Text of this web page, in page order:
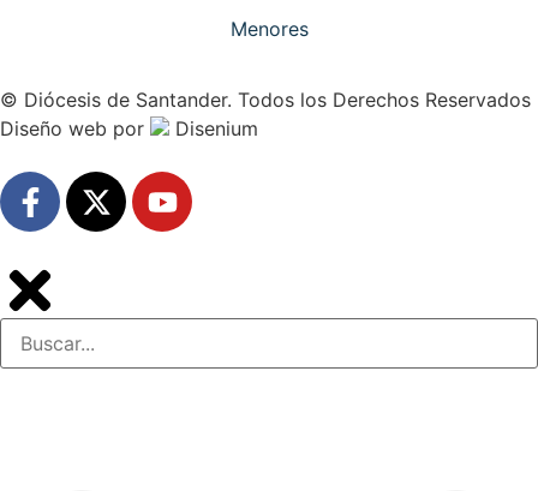
Menores
© Diócesis de Santander. Todos los Derechos Reservados
Diseño web por Disenium